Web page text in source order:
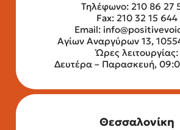
Τηλέφωνο: 210 86 27
Fax: 210 32 15 644
Email:
Αγίων Αναργύρων 13,
Ώρες λειτουργίας:
Δευτέρα – Παρασκευή,
Θεσσαλονίκη